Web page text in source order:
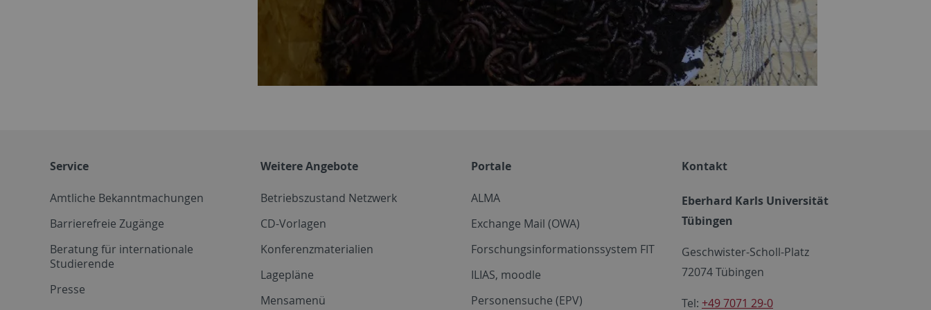
Service
Amtliche Bekanntmachungen
Barrierefreie Zugänge
Beratung für internationale
Studierende
Presse
Weitere Angebote
Betriebszustand Netzwerk
CD-Vorlagen
Konferenzmaterialien
Lagepläne
Mensamenü
Portale
ALMA
Exchange Mail (OWA)
Forschungsinformationssystem FIT
ILIAS, moodle
Personensuche (EPV)
Kontakt
Eberhard Karls Universität
Tübingen
Geschwister-Scholl-Platz
72074 Tübingen
Tel: +49 7071 29-0